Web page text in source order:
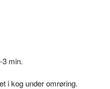
min.
i kog under omrøring.